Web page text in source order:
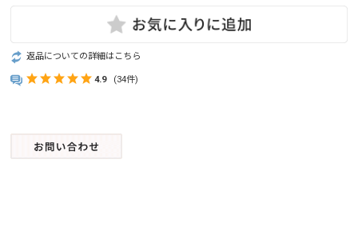
返品についての詳細はこちら
4.9 (34件)